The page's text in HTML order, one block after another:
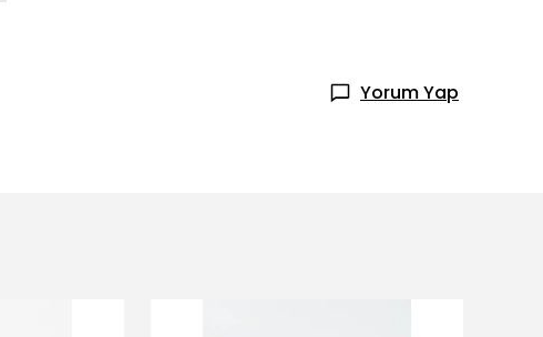
Yorum Yap